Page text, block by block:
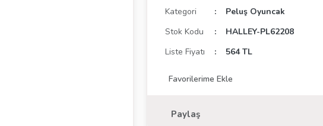
Kategori Peluş Oyuncak
Stok Kodu
HALLEY-PL62208
Liste Fiyatı
564 TL
Paylaş